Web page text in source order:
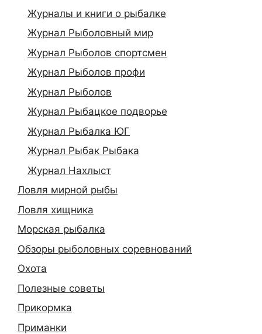
Журналы и книги о рыбалке
Журнал Рыболовный мир
Журнал Рыболов спортсмен
Журнал Рыболов профи
Журнал Рыболов
Журнал Рыбацкое подворье
Журнал Рыбалка ЮГ
Журнал Рыбак Рыбака
Журнал Нахлыст
Ловля мирной рыбы
Ловля хищника
Морская рыбалка
Обзоры рыболовных соревнований
Охота
Полезные советы
Прикормка
Приманки